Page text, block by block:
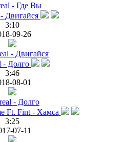
- Где Вы
3:10
09-26
- Двигайся
3:46
08-01
- Долго
3:25
07-11